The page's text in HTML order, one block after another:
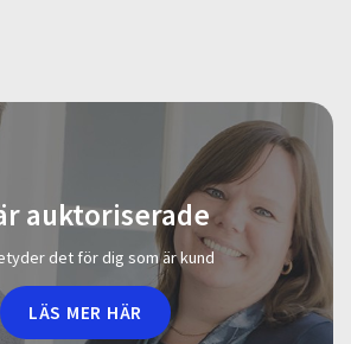
auktoriserade
det för dig som är kund
LÄS MER HÄR